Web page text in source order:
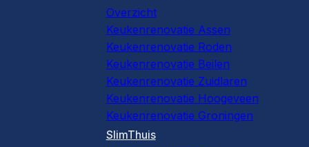
Overzicht
Keukenrenovatie Assen
Keukenrenovatie Roden
Keukenrenovatie Beilen
Keukenrenovatie Zuidlaren
Keukenrenovatie Hoogeveen
Keukenrenovatie Groningen
SlimThuis